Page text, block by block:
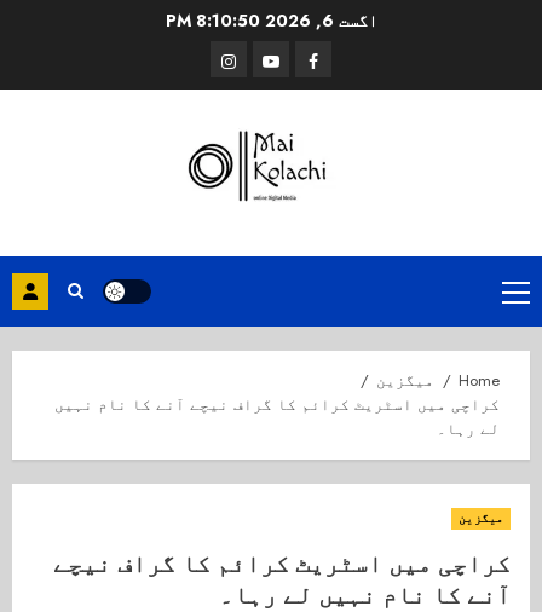
اگست 6, 2026 8:10:50 PM
Facebook
Youtube
Instagram
Primary
Menu
Home
میگزین
کراچی میں اسٹریٹ کرائم کا گراف نیچے آنے کا نام نہیں
لے رہا۔
میگزین
کراچی میں اسٹریٹ کرائم کا گراف نیچے
آنے کا نام نہیں لے رہا۔